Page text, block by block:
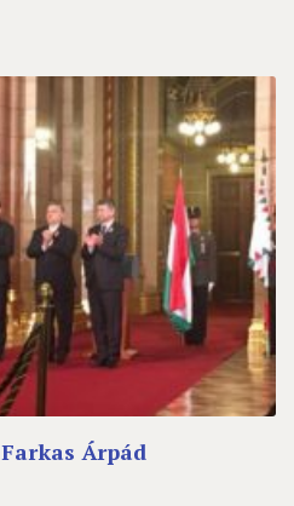
Árpád